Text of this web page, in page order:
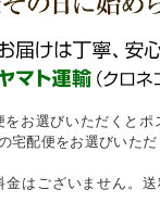
合は、翌営業日に
び祝日・年末年始
きます。
ましては、稀に当
ます。予めご了
お選びいただくとポ
宅配便をお選びいた
はございません。送